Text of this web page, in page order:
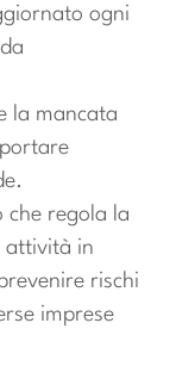
ogni
la mancata
che regola la
attività in
rischi
imprese